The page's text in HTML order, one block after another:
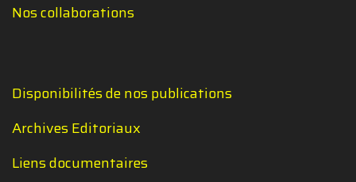
Nos collaborations
Disponibilités de nos publications
Archives Editoriaux
Liens documentaires